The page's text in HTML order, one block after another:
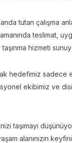
tutan çalışma
teslimat,
hizmeti
hedefimiz sadece
ekibimiz ve
taşımayı
alanınızın keyfini